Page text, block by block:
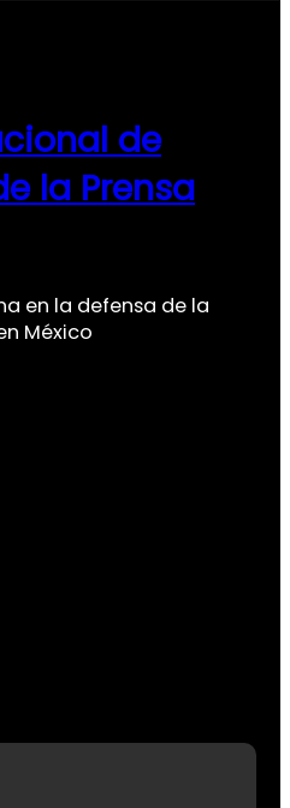
de
la Prensa
en la defensa de la
México